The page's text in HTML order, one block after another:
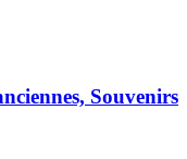
Souvenirs